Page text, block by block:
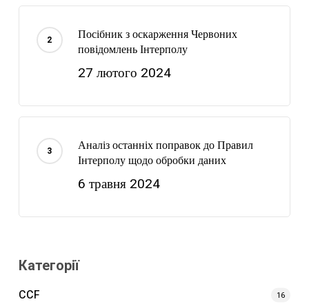
Посібник з оскарження Червоних
повідомлень Інтерполу
27 лютого 2024
Аналіз останніх поправок до Правил
Інтерполу щодо обробки даних
6 травня 2024
Категорії
CCF
16